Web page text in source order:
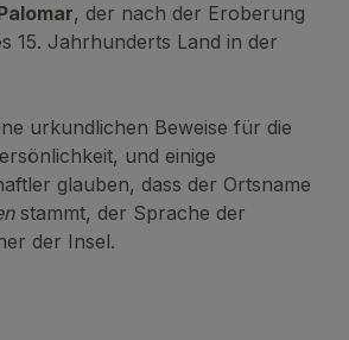
, der nach der Eroberung
15. Jahrhunderts Land in der
urkundlichen Beweise für die
und einige
glauben, dass der Ortsname
stammt, der Sprache der
der Insel.